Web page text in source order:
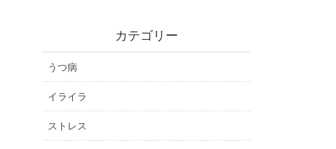
カテゴリー
うつ病
イライラ
ストレス